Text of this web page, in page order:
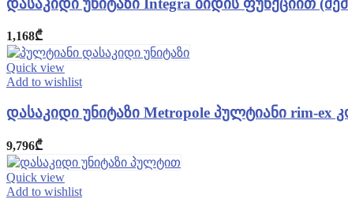
1,168₾
Quick view
Add to wishlist
დასაკიდი უნიტაზი Metropole პულტიანი rim-ex
9,796₾
Quick view
Add to wishlist